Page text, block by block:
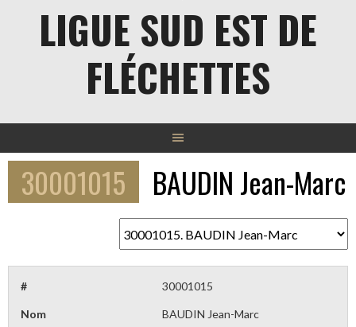
LIGUE SUD EST DE
FLÉCHETTES
30001015 BAUDIN Jean-Marc
# 30001015
Nom BAUDIN Jean-Marc